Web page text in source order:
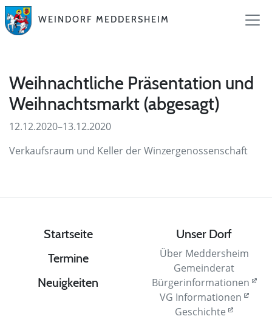
WEINDORF MEDDERSHEIM
Weihnachtliche Präsentation und
Weihnachtsmarkt (abgesagt)
12.12.2020–13.12.2020
Verkaufsraum und Keller der Winzergenossenschaft
Startseite
Termine
Neuigkeiten
Unser Dorf
Über Meddersheim
Gemeinderat
Bürgerinformationen
VG Informationen
Geschichte